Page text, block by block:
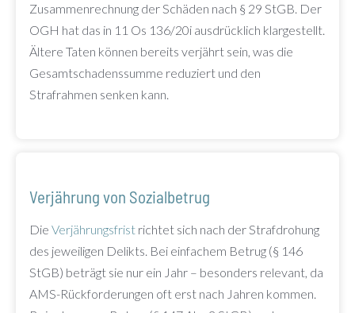
Zusammenrechnung der Schäden nach § 29 StGB. Der
OGH hat das in 11 Os 136/20i ausdrücklich klargestellt.
Ältere Taten können bereits verjährt sein, was die
Gesamtschadenssumme reduziert und den
Strafrahmen senken kann.
Verjährung von Sozialbetrug
Die Verjährungsfrist richtet sich nach der Strafdrohung
des jeweiligen Delikts. Bei einfachem Betrug (§ 146
StGB) beträgt sie nur ein Jahr – besonders relevant, da
AMS-Rückforderungen oft erst nach Jahren kommen.